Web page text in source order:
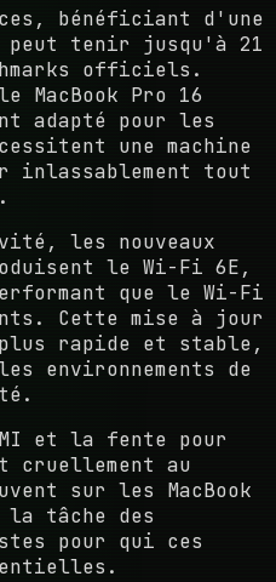
bénéficiant d'une
tenir jusqu'à 21
officiels.
MacBook Pro 16
adapté pour les
une machine
inlassablement tout
les nouveaux
le Wi-Fi 6E,
que le Wi-Fi
Cette mise à jour
plus rapide et stable,
environnements de
et la fente pour
cruellement au
sur les MacBook
tâche des
pour qui ces